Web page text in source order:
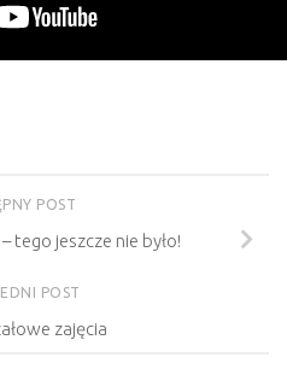
POST
tego jeszcze nie było!
POST
zajęcia